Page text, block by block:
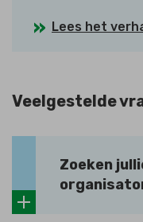
Lees het
Veelgestelde
Zoeken